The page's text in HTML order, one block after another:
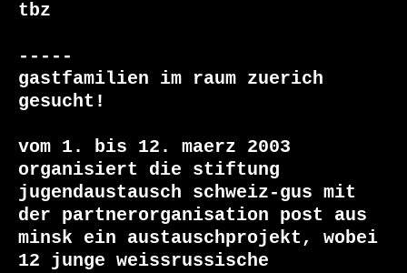
tbz
-----
gastfamilien im raum zuerich
gesucht!
vom 1. bis 12. maerz 2003
organisiert die stiftung
jugendaustausch schweiz-gus mit
der partnerorganisation post aus
minsk ein austauschprojekt, wobei
12 junge weissrussische